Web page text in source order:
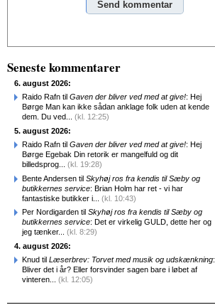
Seneste kommentarer
6. august 2026:
Raido Rafn til Gaven der bliver ved med at give!: Hej
Børge Man kan ikke sådan anklage folk uden at kende
dem. Du ved... (kl. 12:25)
5. august 2026:
Raido Rafn til Gaven der bliver ved med at give!: Hej
Børge Egebak Din retorik er mangelfuld og dit
billedsprog... (kl. 19:28)
Bente Andersen til Skyhøj ros fra kendis til Sæby og
butikkernes service: Brian Holm har ret - vi har
fantastiske butikker i... (kl. 10:43)
Per Nordigarden til Skyhøj ros fra kendis til Sæby og
butikkernes service: Det er virkelig GULD, dette her og
jeg tænker... (kl. 8:29)
4. august 2026:
Knud til Læserbrev: Torvet med musik og udskænkning:
Bliver det i år? Eller forsvinder sagen bare i løbet af
vinteren... (kl. 12:05)